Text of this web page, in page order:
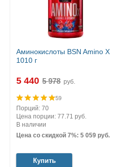
Аминокислоты BSN Amino X
1010 г
5 440 руб.
59
Порций: 70
Цена порции: 77.71 руб.
В наличии
Цена со скидкой 7%: 5 059 руб.
Купить